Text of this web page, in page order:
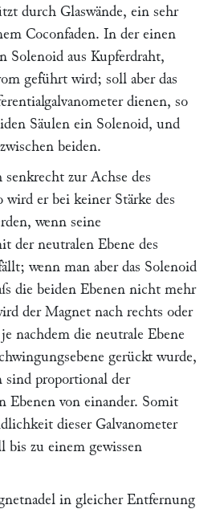
durch Glaswände, ein sehr
Coconfaden. In der einen
Solenoid aus Kupferdraht,
geführt wird; soll aber das
dienen, so
Säulen ein Solenoid, und
beiden.
zur Achse des
wird er bei keiner Stärke des
wenn seine
der neutralen Ebene des
wenn man aber das Solenoid
die beiden Ebenen nicht mehr
der Magnet nach rechts oder
nachdem die neutrale Ebene
gerückt wurde,
proportional der
Ebenen von einander. Somit
dieser Galvanometer
bis zu einem gewissen
in gleicher Entfernung